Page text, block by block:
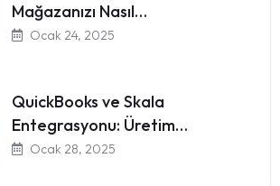
Mağazanızı Nasıl…
Ocak 24, 2025
QuickBooks ve Skala
Entegrasyonu: Üretim…
Ocak 28, 2025